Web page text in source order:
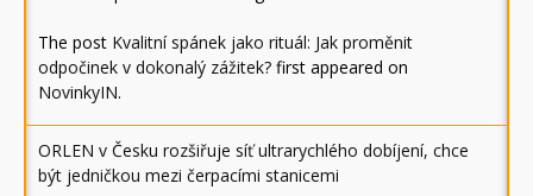
The post Kvalitní spánek jako rituál: Jak proměnit
odpočinek v dokonalý zážitek? first appeared on
NovinkyIN.
ORLEN v Česku rozšiřuje síť ultrarychlého dobíjení, chce
být jedničkou mezi čerpacími stanicemi